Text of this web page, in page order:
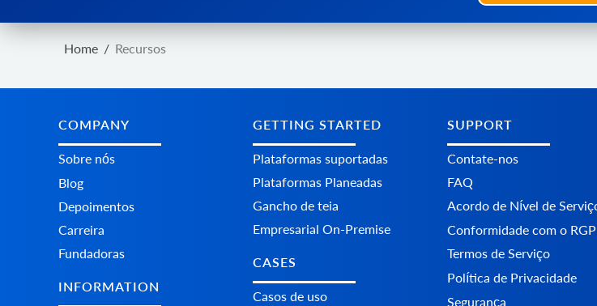
Home / Recursos
COMPANY
Sobre nós
Blog
Depoimentos
Carreira
Fundadoras
INFORMATION
GETTING STARTED
Plataformas suportadas
Plataformas Planeadas
Gancho de teia
Empresarial On-Premise
CASES
Casos de uso
SUPPORT
Contate-nos
FAQ
Acordo de Nível de
Conformidade com o
Termos de Serviço
Política de Privacidade
Segurança